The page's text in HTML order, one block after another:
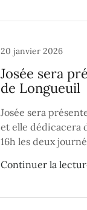
20 janvier 2026
Josée sera
de Longueuil
Josée sera
et elle dédicacera
16h les deux
Continuer la